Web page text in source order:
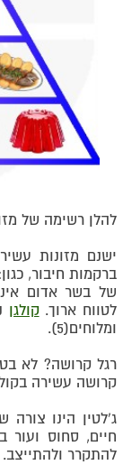
להלן רשימה של
ישנם מזונות
ברקמות חיבור,
של בשר אדום
לטווח ארוך.קולגן
ומלוחים(5).
רגל קרושה? לא
קרושה עשירה
ג'לטין הינו צורה
חיים, סחוס
להתקרר ולהתייצב.